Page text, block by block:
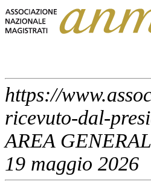
https://
ricevuto-dal-
AREA
19 maggio 2026